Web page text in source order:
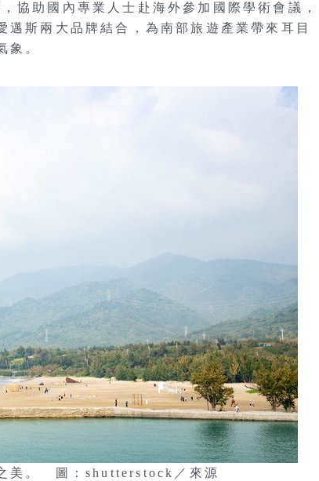
助國內專業人士赴海外參加國際學術會議，
斯兩大品牌結合，為南部旅遊產業帶來耳目
象。
美。 圖：shutterstock／來源